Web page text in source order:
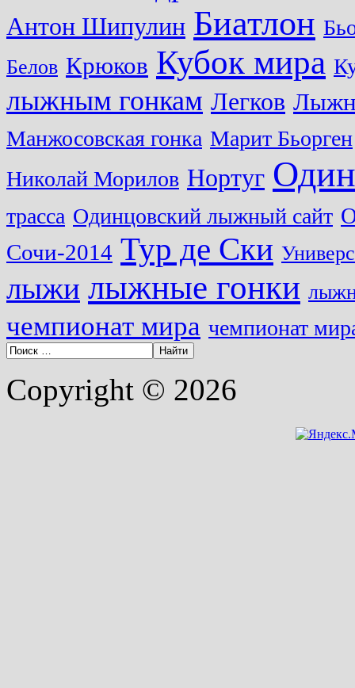
Антон Шипулин Биатлон
Белов Крюков Кубок мира
лыжным гонкам Легков
Манжосовская гонка Марит Бьорген
Николай Морилов Нортуг
трасса Одинцовский лыжный сайт
Сочи-2014 Тур де Ски
лыжи лыжные гонки
чемпионат мира чемпионат
Copyright © 2026